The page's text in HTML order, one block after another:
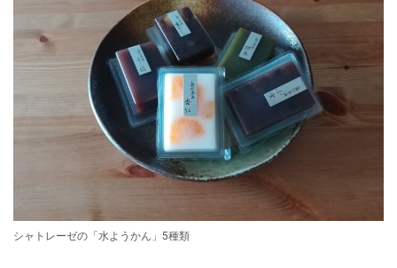
シャトレーゼの「水ようかん」5種類